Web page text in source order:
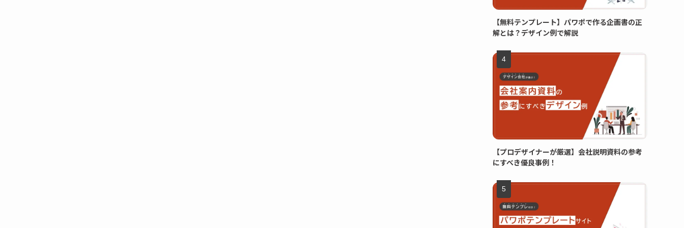
【無料テンプレート】パワポで作る企画書の正
解とは？デザイン例で解説
【プロデザイナーが厳選】会社説明資料の参考
にすべき優良事例！